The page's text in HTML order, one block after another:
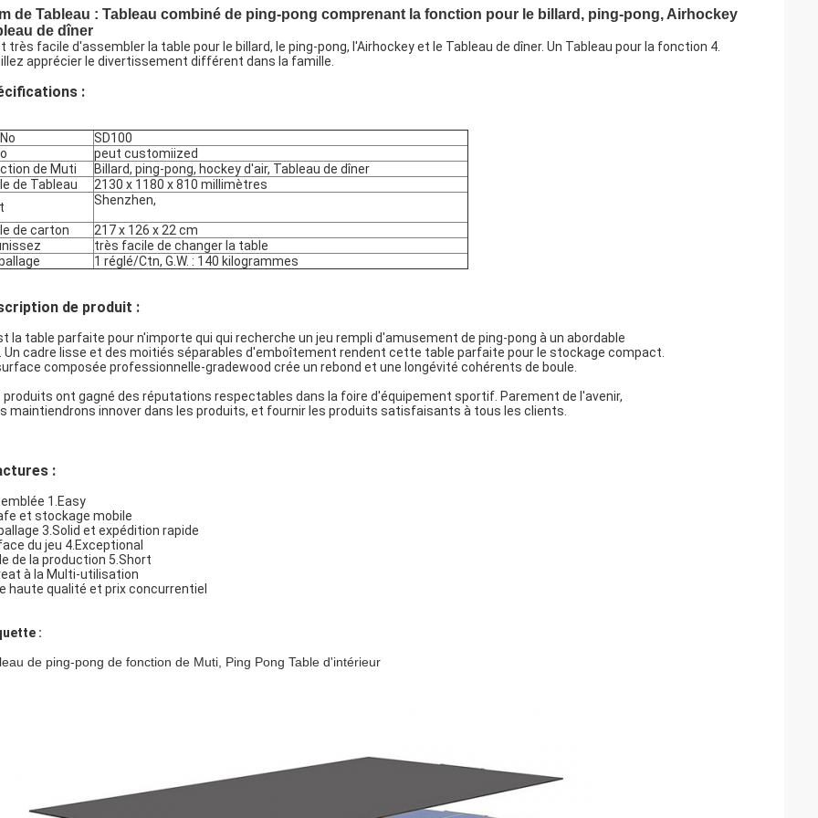
de Tableau : Tableau combiné de ping-pong comprenant la fonction pour le billard, ping-pong, Airhockey
de dîner
très facile d'assembler la table pour le billard, le ping-pong, l'Airhockey et le Tableau de dîner. Un Tableau pour la fonction 4.
apprécier le divertissement différent dans la famille.
:
SD100
peut customiized
de Muti
Billard, ping-pong, hockey d'air, Tableau de dîner
de Tableau
2130 x 1180 x 810 millimètres
Shenzhen,
de carton
217 x 126 x 22 cm
très facile de changer la table
1 réglé/Ctn, G.W. : 140 kilogrammes
de produit :
la table parfaite pour n'importe qui qui recherche un jeu rempli d'amusement de ping-pong à un abordable
Un cadre lisse et des moitiés séparables d'emboîtement rendent cette table parfaite pour le stockage compact.
composée professionnelle-gradewood crée un rebond et une longévité cohérents de boule.
produits ont gagné des réputations respectables dans la foire d'équipement sportif. Parement de l'avenir,
maintiendrons innover dans les produits, et fournir les produits satisfaisants à tous les clients.
:
1.Easy
et stockage mobile
3.Solid et expédition rapide
du jeu 4.Exceptional
de la production 5.Short
à la Multi-utilisation
haute qualité et prix concurrentiel
:
de ping-pong de fonction de Muti, Ping Pong Table d'intérieur